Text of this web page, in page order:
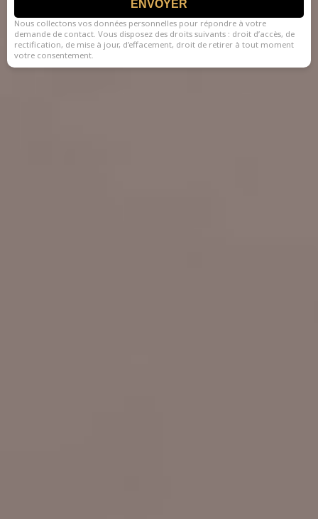
ENVOYER
Nous collectons vos données personnelles pour répondre à votre
demande de contact. Vous disposez des droits suivants : droit d’accès, de
rectification, de mise à jour, d’effacement, droit de retirer à tout moment
votre consentement.